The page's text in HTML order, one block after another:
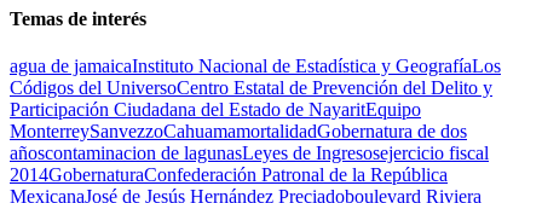
Temas de interés
agua de jamaicaInstituto Nacional de Estadística y GeografíaLos
Códigos del UniversoCentro Estatal de Prevención del Delito y
Participación Ciudadana del Estado de NayaritEquipo
MonterreySanvezzoCahuamamortalidadGobernatura de dos
añoscontaminacion de lagunasLeyes de Ingresosejercicio fiscal
2014GobernaturaConfederación Patronal de la República
MexicanaJosé de Jesús Hernández Preciadoboulevard Riviera